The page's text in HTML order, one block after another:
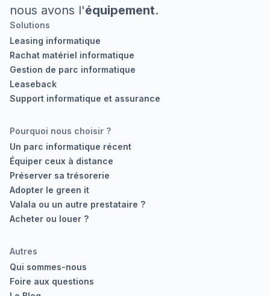
nous avons l'équipement.
Solutions
Leasing informatique
Rachat matériel informatique
Gestion de parc informatique
Leaseback
Support informatique et assurance
Pourquoi nous choisir ?
Un parc informatique récent
Équiper ceux à distance
Préserver sa trésorerie
Adopter le green it
Valala ou un autre prestataire ?
Acheter ou louer ?
Autres
Qui sommes-nous
Foire aux questions